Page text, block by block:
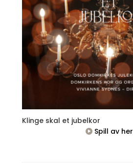
Klinge skal et jubelkor
Spill av her